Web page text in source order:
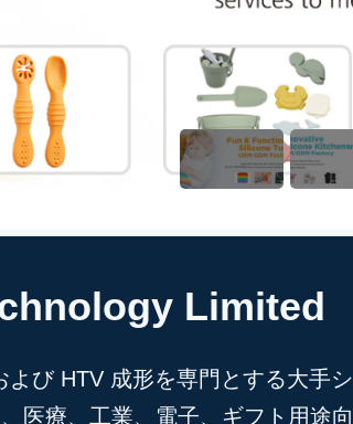
Limited
び HTV 成形を専門とする大手シ
医療、工業、電子、ギフト用途向